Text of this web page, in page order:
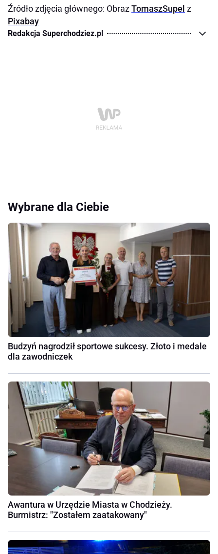
Źródło zdjęcia głównego: ObrazTomaszSupel z
Pixabay
Redakcja Superchodziez.pl
Wybrane dla Ciebie
Budzyń nagrodził sportowe sukcesy. Złoto i medale
dla zawodniczek
Awantura w Urzędzie Miasta w Chodzieży.
Burmistrz: "Zostałem zaatakowany"